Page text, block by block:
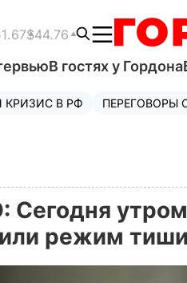
$44.76
В гостях у Гордона
В РФ ПЕРЕГОВОРЫ
Сегодня
режим